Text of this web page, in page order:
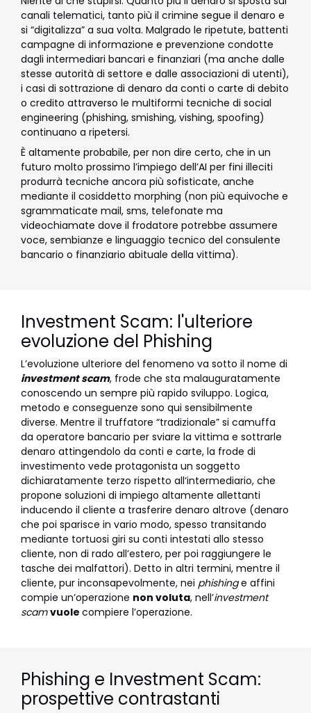
canali telematici, tanto più il crimine segue il denaro e
si “digitalizza” a sua volta. Malgrado le ripetute, battenti
campagne di informazione e prevenzione condotte
dagli intermediari bancari e finanziari (ma anche dalle
stesse autorità di settore e dalle associazioni di utenti),
i casi di sottrazione di denaro da conti o carte di debito
o credito attraverso le multiformi tecniche di social
engineering (phishing, smishing, vishing, spoofing)
continuano a ripetersi.
È altamente probabile, per non dire certo, che in un
futuro molto prossimo l’impiego dell’AI per fini illeciti
produrrà tecniche ancora più sofisticate, anche
mediante il cosiddetto morphing (non più equivoche e
sgrammaticate mail, sms, telefonate ma
videochiamate dove il frodatore potrebbe assumere
voce, sembianze e linguaggio tecnico del consulente
bancario o finanziario abituale della vittima).
Investment Scam: l'ulteriore
evoluzione del Phishing
L’evoluzione ulteriore del fenomeno va sotto il nome di
investment scam, frode che sta malauguratamente
conoscendo un sempre più rapido sviluppo. Logica,
metodo e conseguenze sono qui sensibilmente
diverse. Mentre il truffatore “tradizionale” si camuffa
da operatore bancario per sviare la vittima e sottrarle
denaro attingendolo da conti e carte, la frode di
investimento vede protagonista un soggetto
dichiaratamente terzo rispetto all’intermediario, che
propone soluzioni di impiego altamente allettanti
inducendo il cliente a trasferire denaro altrove (denaro
che poi sparisce in vario modo, spesso transitando
mediante tortuosi giri su conti intestati allo stesso
cliente, non di rado all’estero, per poi raggiungere le
tasche dei malfattori). Detto in altri termini, mentre il
cliente, pur inconsapevolmente, nei phishinge affini
compie un’operazione non voluta, nell’investment
scam vuole compiere l’operazione.
Phishing e Investment Scam:
prospettive contrastanti